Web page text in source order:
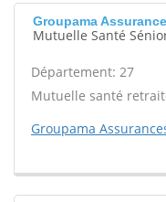
Groupama
Mutuelle Santé
Département: 27
Mutuelle santé
Groupama